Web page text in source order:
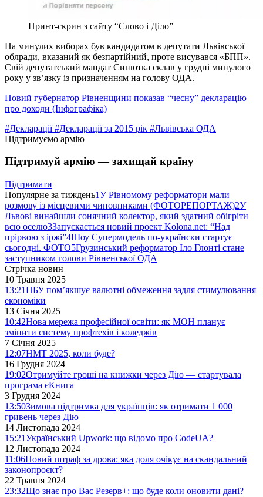
Принт-скрин з сайту “Слово і Діло”
На минулих виборах був кандидатом в депутати Львівської
облради, вказаний як безпартійний, проте висувався «БПП».
Свій депутатський мандат Синютка склав у грудні минулого
року у зв’язку із призначенням на голову ОДА.
Новий губернатор Рівненщини показав “чесну” декларацію
про доходи (Інфографіка)
#Декларації#Декларації за 2015 рік #Львівська ОДА
Підтримуємо армію
Підтримуй армію — захищай країну
Підтримати
Популярне за тиждень1У Рівномому реформатори мали
розмову із місцевими чиновниками (ФОТОРЕПОРТАЖ)2У
Львові винайшли сонячний колектор, який здатний обігріти
всю оселю3Запускається новий проект Kolona.net: “Над
прірвою з іржі”4Шоу Супермодель по-українски стартує
сьогодні. ФОТО5Грузинський реформатор Іло Глонті стане
заступником голови Рівненської ОДА
Стрічка новин
10 Травня 2025
13:21НБУ пом’якшує валютні обмеження задля стимулювання
економіки
13 Січня 2025
10:42Нова мережа професійної освіти: як МОН планує
змінити систему профтехів і коледжів
7 Січня 2025
12:07НМТ 2025, коли буде?
16 Грудня 2024
19:02Отримуйте гроші на книжки через Дію — стартувала
програма єКнига
3 Грудня 2024
13:50Зимова підтримка для українців: як отримати 1 000
гривень через Дію
14 Листопада 2024
15:21Український Upwork: що відомо про CodeUA?
12 Листопада 2024
11:06Новий штраф за дрова: яка доля очікує на скандальний
законопроєкт?
22 Травня 2024
23:32Що знає про Вас Резерв+: що буде коли оновити дані?